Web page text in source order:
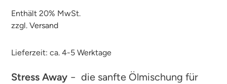
Enthält 20% MwSt.
zzgl.Versand
Lieferzeit: ca. 4-5 Werktage
Stress Away − die sanfte Ölmischung für